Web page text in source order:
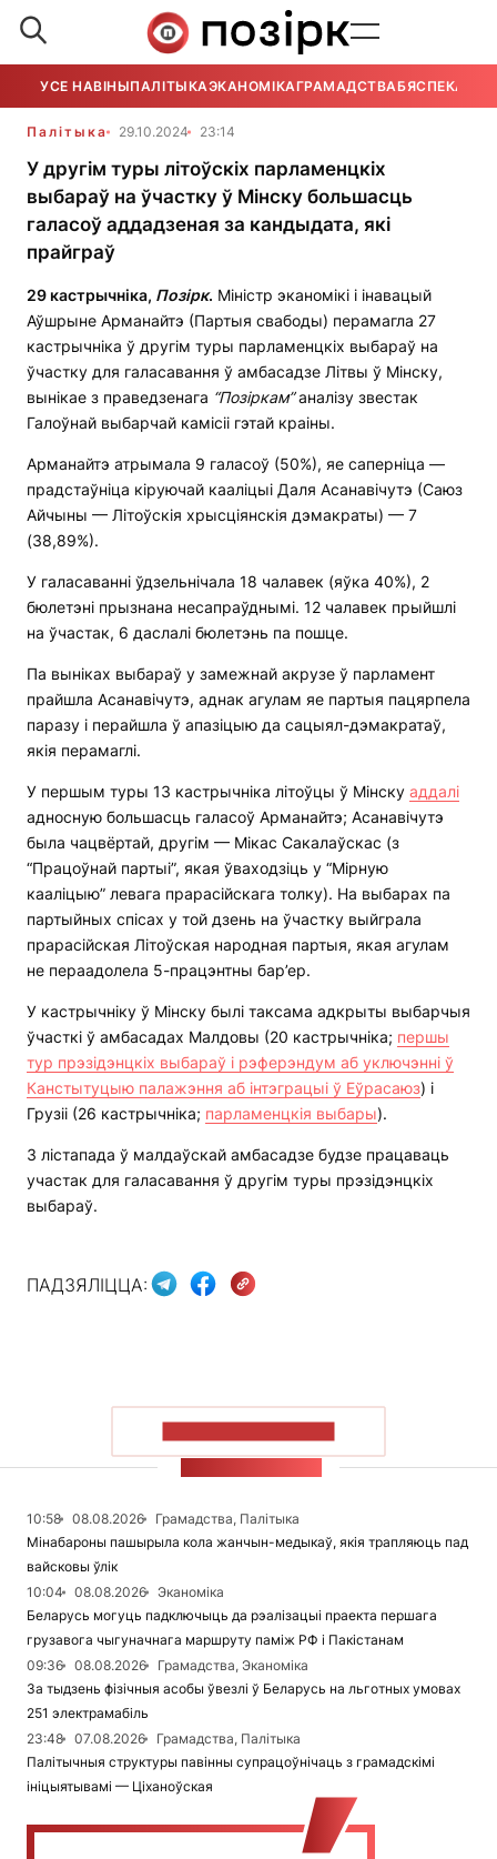
УСЕ НАВІНЫПАЛІТЫКАЭКАНОМІКАГРАМАДСТВАБЯСПЕКА
Палітыка 29.10.2024 23:14
У другім туры літоўскіх парламенцкіх
выбараў на ўчастку ў Мінску большасць
галасоў аддадзеная за кандыдата, які
прайграў
29 кастрычніка, Позірк. Міністр эканомікі і інавацый
Аўшрыне Арманайтэ (Партыя свабоды) перамагла 27
кастрычніка ў другім туры парламенцкіх выбараў на
ўчастку для галасавання ў амбасадзе Літвы ў Мінску,
вынікае з праведзенага “Позіркам”аналізу звестак
Галоўнай выбарчай камісіі гэтай краіны.
Арманайтэ атрымала 9 галасоў (50%), яе саперніца —
прадстаўніца кіруючай кааліцыі Даля Асанавічутэ (Саюз
Айчыны — Літоўскія хрысціянскія дэмакраты) — 7
(38,89%).
У галасаванні ўдзельнічала 18 чалавек (яўка 40%), 2
бюлетэні прызнана несапраўднымі. 12 чалавек прыйшлі
на ўчастак, 6 даслалі бюлетэнь па пошце.
Па выніках выбараў у замежнай акрузе ў парламент
прайшла Асанавічутэ, аднак агулам яе партыя пацярпела
паразу і перайшла ў апазіцыю да сацыял-дэмакратаў,
якія перамаглі.
У першым туры 13 кастрычніка літоўцы ў Мінску аддалі
адносную большасць галасоў Арманайтэ; Асанавічутэ
была чацвёртай, другім — Мікас Сакалаўскас (з
“Працоўнай партыі”, якая ўваходзіць у “Мірную
кааліцыю” левага прарасійскага толку). На выбарах па
партыйных спісах у той дзень на ўчастку выйграла
прарасійская Літоўская народная партыя, якая агулам
не пераадолела 5-працэнтны бар’ер.
У кастрычніку ў Мінску былі таксама адкрыты выбарчыя
ўчасткі ў амбасадах Малдовы (20 кастрычніка; першы
тур прэзідэнцкіх выбараў і рэферэндум аб уключэнні ў
Канстытуцыю палажэння аб інтэграцыі ў Еўрасаюз) і
Грузіі (26 кастрычніка; парламенцкія выбары).
3 лістапада ў малдаўскай амбасадзе будзе працаваць
участак для галасавання ў другім туры прэзідэнцкіх
выбараў.
ПАДЗЯЛІЦЦА:
10:58 08.08.2026
Грамадства, Палітыка
Мінабароны пашырыла кола жанчын-медыкаў, якія трапляюць пад
вайсковы ўлік
10:04
08.08.2026
Эканоміка
Беларусь могуць падключыць да рэалізацыі праекта першага
грузавога чыгуначнага маршруту паміж РФ і Пакістанам
09:36
08.08.2026
Грамадства, Эканоміка
За тыдзень фізічныя асобы ўвезлі ў Беларусь на льготных умовах
251 электрамабіль
23:48
07.08.2026
Грамадства, Палітыка
Палітычныя структуры павінны супрацоўнічаць з грамадскімі
ініцыятывамі — Ціханоўская